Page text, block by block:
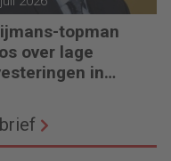
topman
over lage
in